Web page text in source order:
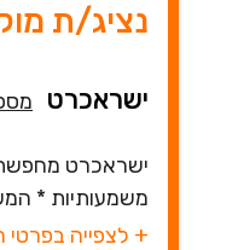
נציג/ת
ישראכרט
ישראכרט מחפשת
משמעותיות *
+ לצפייה